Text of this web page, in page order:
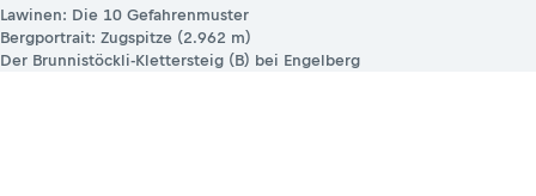
Lawinen: Die 10 Gefahrenmuster
Bergportrait: Zugspitze (2.962 m)
Der Brunnistöckli-Klettersteig (B) bei Engelberg